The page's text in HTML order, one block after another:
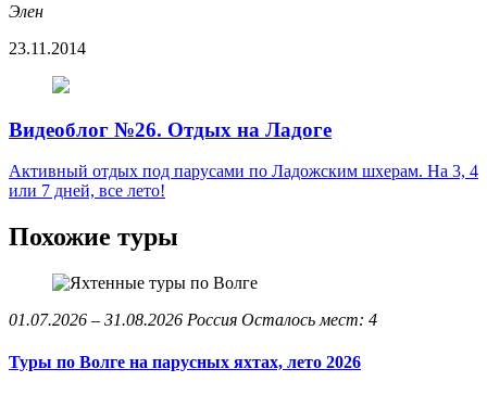
Элен
23.11.2014
Видеоблог №26. Отдых на Ладоге
Активный отдых под парусами по Ладожским шхерам. На 3, 4
или 7 дней, все лето!
Похожие туры
01.07.2026 – 31.08.2026 Россия Осталось мест: 4
Туры по Волге на парусных яхтах, лето 2026